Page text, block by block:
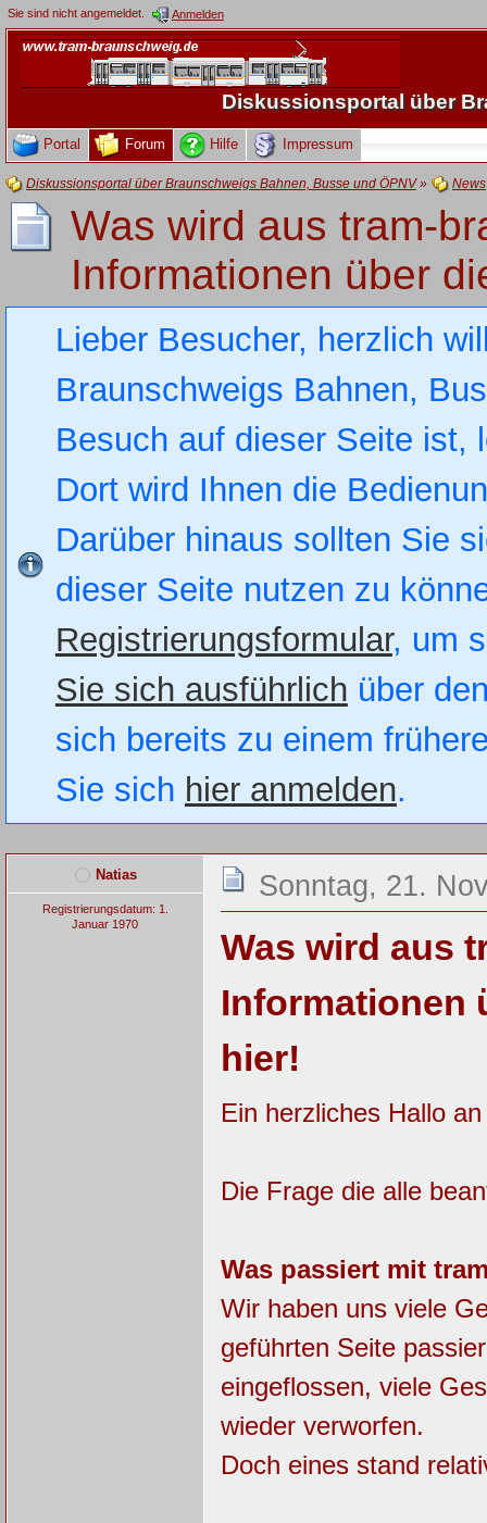
Sie sind nicht angemeldet. Anmelden
Diskussionsportal über
Portal Forum Hilfe Impressum
Diskussionsportal über Braunschweigs Bahnen, Busse und ÖPNV» News
Was wird aus tram-
Informationen über
Lieber Besucher, herzlich
Braunschweigs Bahnen,
Besuch auf dieser Seite
Dort wird Ihnen die
Darüber hinaus sollten Sie
dieser Seite nutzen zu
Registrierungsformular, um
Sie sich ausführlich über
sich bereits zu einem
Sie sich hier anmelden.
Natias
Registrierungsdatum: 1.
Januar 1970
Sonntag, 21.
Was wird aus
Informationen
hier!
Ein herzliches Hallo
Die Frage die alle
Was passiert mit
Wir haben uns viele
geführten Seite
eingeflossen, viele
wieder verworfen.
Doch eines stand